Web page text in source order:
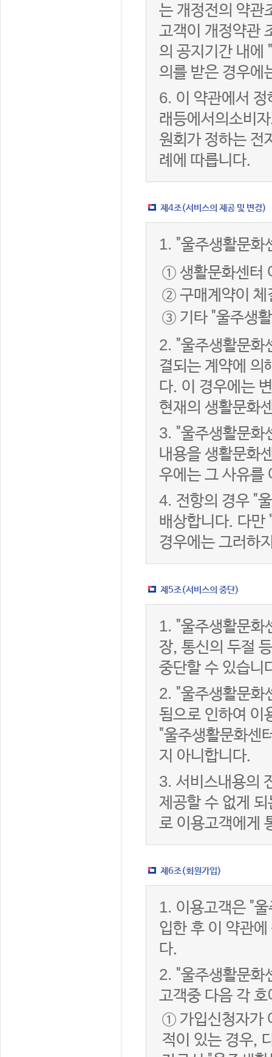
는 개정전의 약관
고객이 개정약관
의 공지기간 내에
의를 받은 경우에
6. 이 약관에서
래등에서의소비
원회가 정하는 전
례에 따릅니다.
제4조(서비스의 제공 및 변경)
1. "울주생활문화
① 생활문화센터
② 구매계약이 체
③ 기타 "울주생
2. "울주생활문화
결되는 계약에 의
다. 이 경우에는
현재의 생활문화
3. "울주생활문화
내용을 생활문화
우에는 그 사유를
4. 전항의 경우 "
배상합니다. 다만
경우에는 그러하
제5조(서비스의 중단)
1. "울주생활문화
장, 통신의 두절
중단할 수 있습니
2. "울주생활문화
됨으로 인하여 이
"울주생활문화센
지 아니합니다.
3. 서비스내용의
제공할 수 없게
로 이용고객에게
제6조(회원가입)
1. 이용고객은 "
입한 후 이 약관
다.
2. "울주생활문화
고객중 다음 각
① 가입신청자가
적이 있는 경우,